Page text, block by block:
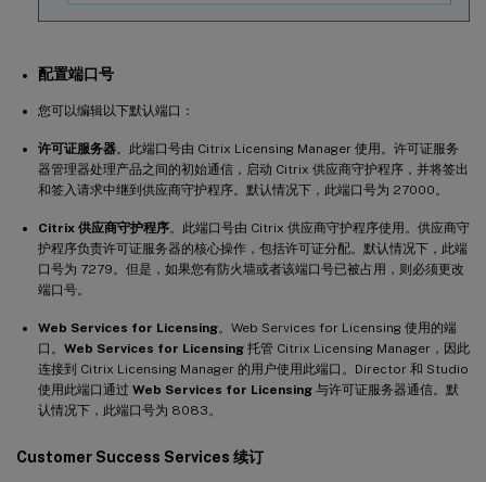
配置端口号
您可以编辑以下默认端口：
许可证服务器。此端口号由 Citrix Licensing Manager 使用。许可证服务
器管理器处理产品之间的初始通信，启动 Citrix 供应商守护程序，并将签出
和签入请求中继到供应商守护程序。默认情况下，此端口号为 27000。
Citrix 供应商守护程序。此端口号由 Citrix 供应商守护程序使用。供应商守
护程序负责许可证服务器的核心操作，包括许可证分配。默认情况下，此端
口号为 7279。但是，如果您有防火墙或者该端口号已被占用，则必须更改
端口号。
Web Services for Licensing。Web Services for Licensing 使用的端
口。 Web Services for Licensing 托管 Citrix Licensing Manager，因此
连接到 Citrix Licensing Manager 的用户使用此端口。Director 和 Studio
使用此端口通过 Web Services for Licensing 与许可证服务器通信。默
认情况下，此端口号为 8083。
Customer Success Services 续订